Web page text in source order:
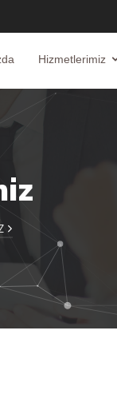
Hizmetlerimiz